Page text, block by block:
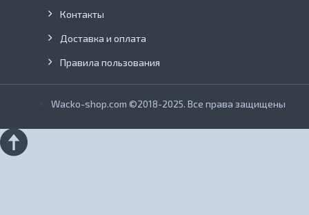
Контакты
Доставка и оплата
Правила пользования
Wacko-shop.com ©2018-2025. Все права защищены